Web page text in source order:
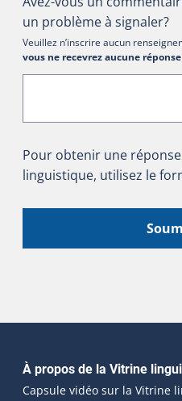
un problème à signaler?
Veuillez n’inscrire aucun
vous ne recevrez aucune réponse
Pour obtenir une
linguistique, utilisez le
Navigation
À propos de la Vitrine
Capsule vidéo sur la Vitrine